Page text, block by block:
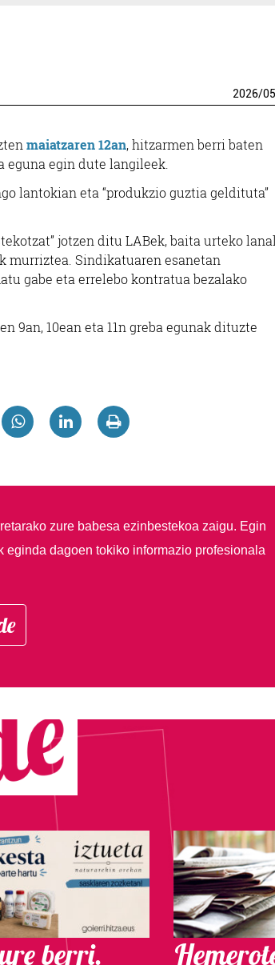
2026/05
maiatzaren 12an, hitzarmen berri baten
eguna egin dute langileek.
lantokian eta “produkzio guztia geldituta”
jotzen ditu LABek, baita urteko
murriztea. Sindikatuaren esanetan
gabe eta errelebo kontratua bezalako
9an, 10ean eta 11n greba egunak dituzte
zure babesa ezinbestekoa zaigu. Egin
eginda dagoen tokiko informazio profesionala
berri.